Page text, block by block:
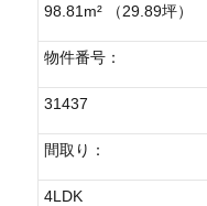
98.81m² （29.89坪）
物件番号：
31437
間取り：
4LDK